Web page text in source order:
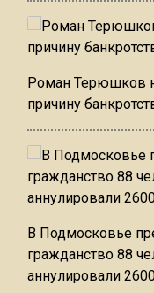
Роман Терюшков
причину
В Подмосковье
гражданство 88
аннулировали